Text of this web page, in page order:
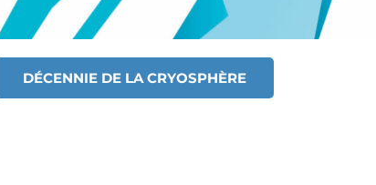
DÉCENNIE DE LA CRYOSPHÈRE